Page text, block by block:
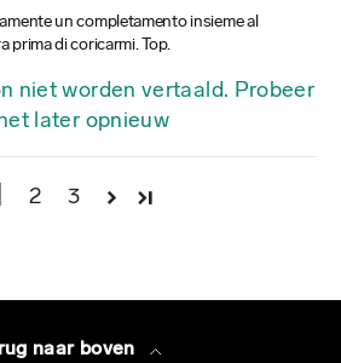
un completamento insieme al
prima di coricarmi. Top.
niet worden vertaald. Probeer
later opnieuw
2 3
naar boven